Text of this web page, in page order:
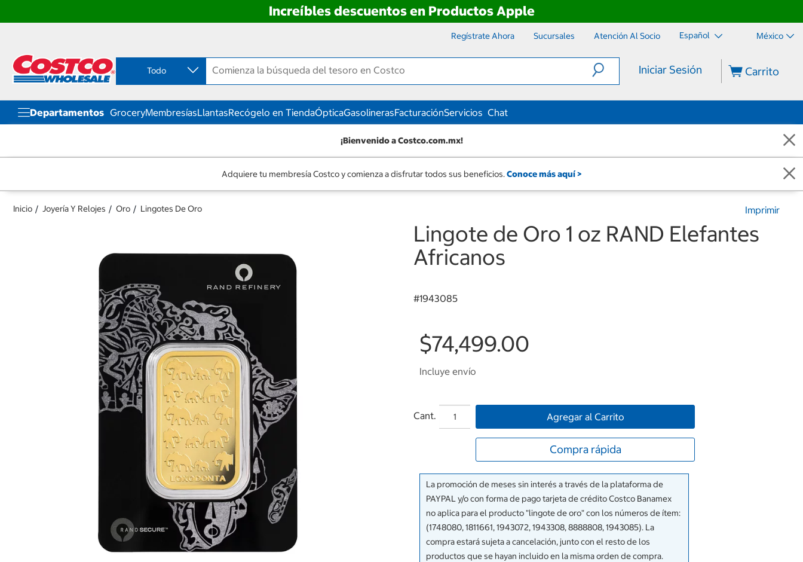
Increíbles descuentos en Productos Apple
contenido
menú
navegación
Regístrate Ahora Sucursales Atención Al Socio Español México
Todo Iniciar Sesión Carrito
Departamentos GroceryMembresíasLlantasRecógelo en TiendaÓpticaGasolinerasFacturaciónServicios Chat
¡Bienvenido a Costco.com.mx!
Adquiere tu membresía Costco y comienza a disfrutar todos sus beneficios. Conoce más aquí >
Inicio Joyería Y Relojes Oro Lingotes De Oro Imprimir
Lingote de Oro 1 oz RAND Elefantes
Africanos
#1943085
$74,499.00
Incluye envío
Cant. Agregar al Carrito
Compra rápida
La promoción de meses sin interés a través de la plataforma de
PAYPAL y/o con forma de pago tarjeta de crédito Costco Banamex
no aplica para el producto "lingote de oro" con los números de ítem:
(1748080, 1811661, 1943072, 1943308, 8888808, 1943085). La
compra estará sujeta a cancelación, junto con el resto de los
productos que se hayan incluido en la misma orden de compra.